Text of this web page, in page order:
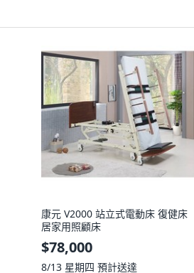
康元 V2000 站立式電動床 復健床
居家用照顧床
$78,000
8/13 星期四 預計送達